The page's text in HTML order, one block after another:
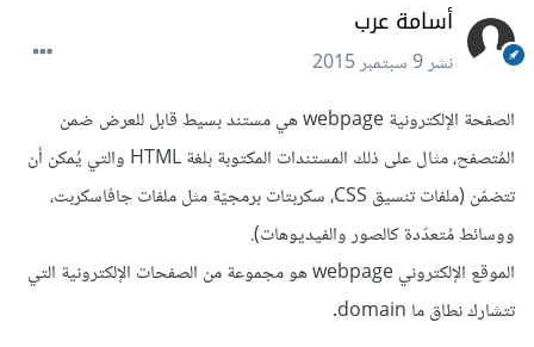
أسامة عرب
نشر9 سبتمبر 2015
الصفحة الإلكترونية webpage هي مستند بسيط قابل للعرض ضمن
المُتصفح، مثال على ذلك المستندات المكتوبة بلغة HTML والتي يُمكن أن
تتضمّن (ملفات تنسيق CSS، سكربتات برمجيّة مثل ملفات جافاسكربت،
ووسائط مُتعدّدة كالصور والفيديوهات).
الموقع الإلكتروني webpage هو مجموعة من الصفحات الإلكترونية التي
تتشارك نطاق ما domain.